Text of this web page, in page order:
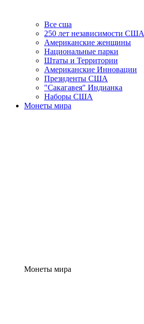
Все сша
250 лет независимости США
Американские женщины
Национальные парки
Штаты и Территории
Американские Инновации
Президенты США
"Сакагавея" Индианка
Наборы США
Монеты мира
Монеты мира